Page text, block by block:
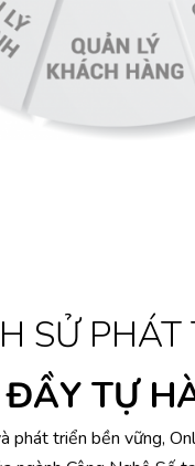
SỬ PHÁT
ĐẦY TỰ
phát triển bền vững,